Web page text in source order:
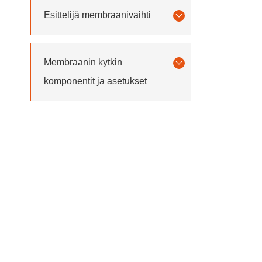
Esittelijä membraanivaihti
Membraanin kytkin
komponentit ja asetukset